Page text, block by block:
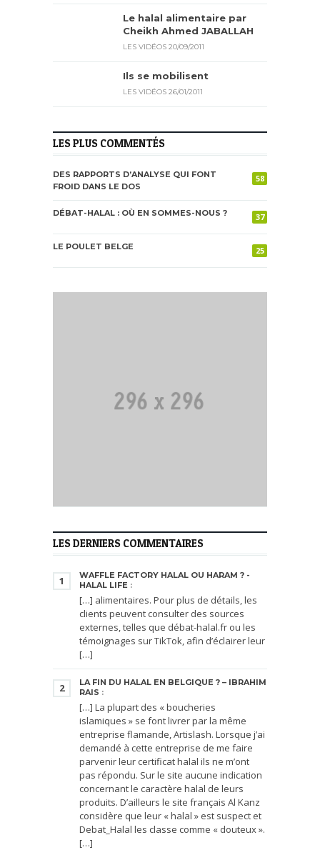
Le halal alimentaire par
Cheikh Ahmed JABALLAH
LES VIDÉOS 20/09/2011
Ils se mobilisent
LES VIDÉOS 26/01/2011
LES PLUS COMMENTÉS
58
DES RAPPORTS D’ANALYSE QUI FONT
FROID DANS LE DOS
37
DÉBAT-HALAL : OÙ EN SOMMES-NOUS ?
25
LE POULET BELGE
LES DERNIERS COMMENTAIRES
1
WAFFLE FACTORY HALAL OU HARAM ? -
HALAL LIFE :
[…] alimentaires. Pour plus de détails, les
clients peuvent consulter des sources
externes, telles que débat-halal.fr ou les
témoignages sur TikTok, afin d’éclairer leur
[…]
2
LA FIN DU HALAL EN BELGIQUE ? – IBRAHIM
RAIS :
[…] La plupart des « boucheries
islamiques » se font livrer par la même
entreprise flamande, Artislash. Lorsque j’ai
demandé à cette entreprise de me faire
parvenir leur certificat halal ils ne m’ont
pas répondu. Sur le site aucune indication
concernant le caractère halal de leurs
produits. D’ailleurs le site français Al Kanz
considère que leur « halal » est suspect et
Debat_Halal les classe comme « douteux ».
[…]